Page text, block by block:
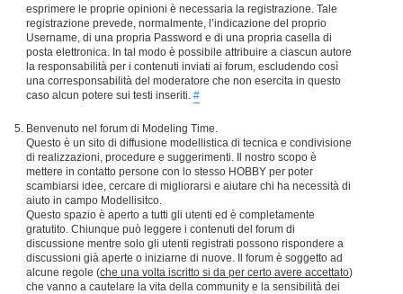
esprimere le proprie opinioni è necessaria la registrazione. Tale
registrazione prevede, normalmente, l’indicazione del proprio
Username, di una propria Password e di una propria casella di
posta elettronica. In tal modo è possibile attribuire a ciascun autore
la responsabilità per i contenuti inviati ai forum, escludendo così
una corresponsabilità del moderatore che non esercita in questo
caso alcun potere sui testi inseriti. #
Benvenuto nel forum di Modeling Time.
Questo è un sito di diffusione modellistica di tecnica e condivisione
di realizzazioni, procedure e suggerimenti. Il nostro scopo è
mettere in contatto persone con lo stesso HOBBY per poter
scambiarsi idee, cercare di migliorarsi e aiutare chi ha necessità di
aiuto in campo Modellisitco.
Questo spazio è aperto a tutti gli utenti ed è completamente
gratutito. Chiunque può leggere i contenuti del forum di
discussione mentre solo gli utenti registrati possono rispondere a
discussioni già aperte o iniziarne di nuove. Il forum è soggetto ad
alcune regole (che una volta iscritto si da per certo avere accettato)
che vanno a cautelare la vita della community e la sensibilità dei